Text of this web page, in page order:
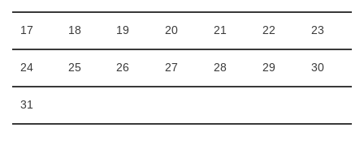
17 18 19 20 21 22 23
24 25 26 27 28 29 30
31